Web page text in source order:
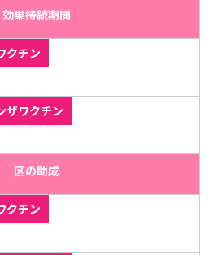
効果持続期間
区の助成